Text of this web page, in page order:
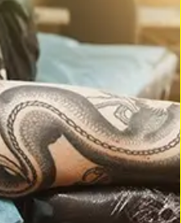
IN
LEGNO